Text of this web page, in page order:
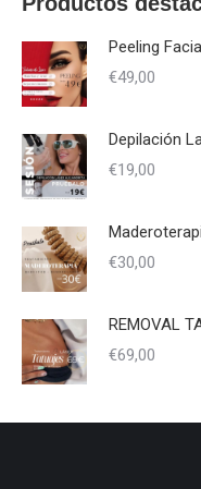
Peeling
€49,00
Depilación
€19,00
€30,00
REMOVAL
€69,00